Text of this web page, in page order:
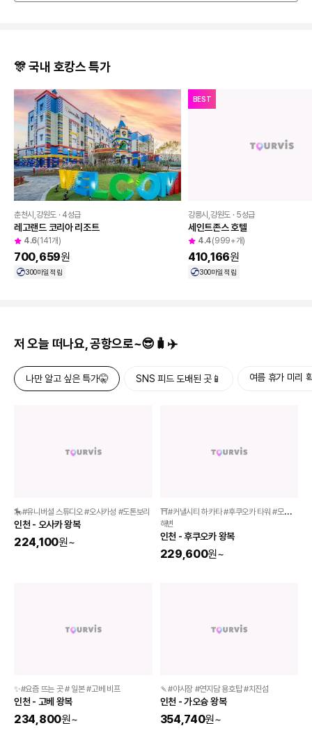
🎊 국내 호캉스 특가
춘천시,강원도 · 4성급
레고랜드 코리아 리조트
4.6(141개)
700,659원
300마일 적립
BEST
강릉시,강원도 · 5성급
세인트존스 호텔
4.4(999+개)
410,166원
300마일 적립
저 오늘 떠나요, 공항으로~😎🧳✈️
나만 알고 싶은 특가🤫 SNS 피드 도배된 곳📱 여름 휴가 미리
🎠#유니버셜 스튜디오 #오사카성 #도톤보리
인천 - 오사카 왕복
224,100원~
⛩️#커낼시티 하카타 #후쿠오카 타워 #모모치
해변
인천 - 후쿠오카 왕복
229,600원~
✨#요즘 뜨는 곳 # 일본 #고베 비프
인천 - 고베 왕복
234,800원~
🍡#야시장 #연지담 용호탑 #치진섬
인천 - 가오슝 왕복
354,740원~